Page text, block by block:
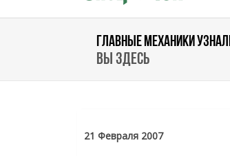
ГЛАВНЫЕ МЕХАНИКИ
Вы здесь
21 Февраля 2007